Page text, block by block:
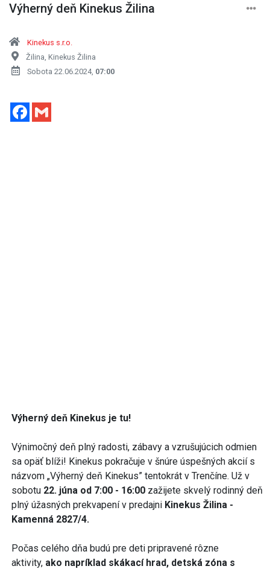
Výherný deň Kinekus Žilina
Kinekus s.r.o.
Žilina, Kinekus Žilina
Sobota 22.06.2024, 07:00
Facebook
Výherný deň Kinekus je tu!
Výnimočný deň plný radosti, zábavy a vzrušujúcich odmien
sa opäť blíži! Kinekus pokračuje v šnúre úspešných akcií s
názvom „Výherný deň Kinekus” tentokrát v Trenčíne. Už v
sobotu 22. júna od 7:00 - 16:00 zažijete skvelý rodinný deň
plný úžasných prekvapení v predajni Kinekus Žilina -
Kamenná 2827/4.
Počas celého dňa budú pre deti pripravené rôzne
aktivity, ako napríklad skákací hrad, detská zóna s